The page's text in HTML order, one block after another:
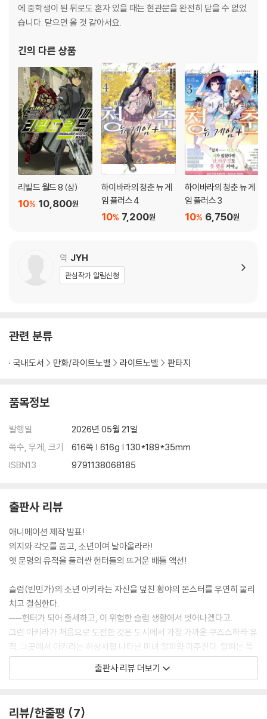
제256화 오늘은 운이 좋다
제257화 삐뚤어진 마음
에 중학생이 된 뒤로도 혼자 있을 때는 현관문을 완전히 닫을 수 없었
습니다. 닫으면 올 것 같아서요.
긴의 다른 상품
리빌드 월드 8 (상)
10,800원
10%
하이바라의 청춘 뉴 게
임 플러스 4
7,200원
10%
하이바라의 청춘 뉴 게
임 플러스 3
6,750원
10%
역 JYH
관심작가 알림신청
관련 분류
국내도서 만화/라이트노벨 라이트노벨 판타지
품목정보
발행일
2026년 05월 21일
쪽수, 무게, 크기
616쪽 | 616g | 130*189*35mm
ISBN13
9791138068185
출판사 리뷰
애니메이션 제작 발표!
의지와 각오를 품고, 소년이여 날아올라라!
옛 문명의 유적을 둘러싼 헌터들의 뜨거운 배틀 액션!
슬럼(빈민가)의 소년 아키라는 자신을 덮친 황야의 몬스터를 우연히 물리
치고 결심한다.
──헌터가 되어 출세하고, 이 위험한 슬럼 생활에서 벗어나겠다고.
그런 아키라가 처음으로 도전한 것은 도시에서 가장 가까운 쿠즈스하라 유
적. 그곳에서 아키라는 허상처럼 나타난 미녀 알파와 마주친다. 알파는 특
정 유적의 공략을 의뢰하는 조건으로, 풋내기 헌터인 아키라에게 유적에서
싸워서 살아남는 방법을 가르치기 시작하는데──.
출판사 리뷰 더보기
리뷰/한줄평 7